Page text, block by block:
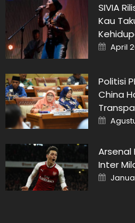
SIVIA
Kau
Posted
on
April
Politisi
China
Posted
on
Arsenal
Inter
Posted
on